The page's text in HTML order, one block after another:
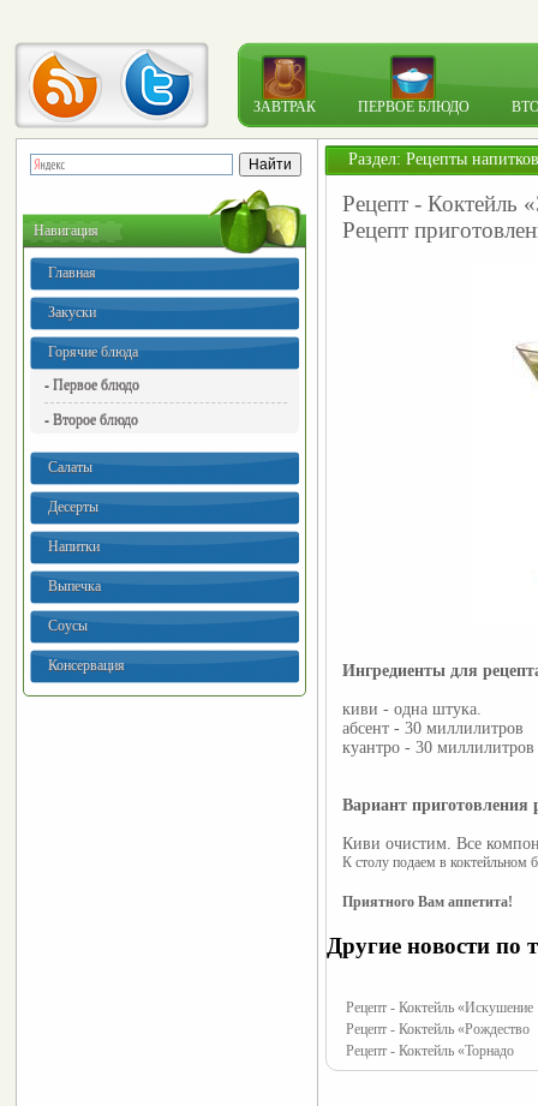
ЗАВТРАК ПЕРВОЕ БЛЮДО
Навигация
Главная
Закуски
Горячие блюда
- Первое блюдо
- Второе блюдо
Салаты
Десерты
Напитки
Выпечка
Соусы
Консервация
Раздел: Рецепты напитков
Рецепт - Коктейль
Рецепт
Ингредиенты для
киви - одна штука.
абсент - 30 миллилитров
куантро - 30 миллилитров
Вариант приготовления
Киви очистим. Все
К столу подаем в коктейльном
Приятного Вам аппетита!
Другие новости по
Рецепт - Коктейль «Искушение
Рецепт - Коктейль «Рождество
Рецепт - Коктейль «Торнадо